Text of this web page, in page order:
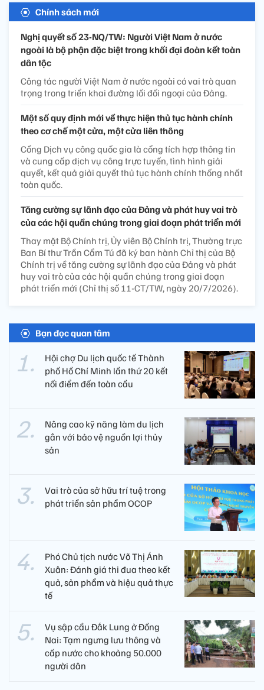
Chính sách mới
Nghị quyết số 23-NQ/TW: Người Việt Nam ở nước
ngoài là bộ phận đặc biệt trong khối đại đoàn kết toàn
dân tộc
Công tác người Việt Nam ở nước ngoài có vai trò quan
trọng trong triển khai đường lối đối ngoại của Đảng.
Một số quy định mới về thực hiện thủ tục hành chính
theo cơ chế một cửa, một cửa liên thông
Cổng Dịch vụ công quốc gia là cổng tích hợp thông tin
và cung cấp dịch vụ công trực tuyến, tình hình giải
quyết, kết quả giải quyết thủ tục hành chính thống nhất
toàn quốc.
Tăng cường sự lãnh đạo của Đảng và phát huy vai trò
của các hội quần chúng trong giai đoạn phát triển mới
Thay mặt Bộ Chính trị, Ủy viên Bộ Chính trị, Thường trực
Ban Bí thư Trần Cẩm Tú đã ký ban hành Chỉ thị của Bộ
Chính trị về tăng cường sự lãnh đạo của Đảng và phát
huy vai trò của các hội quần chúng trong giai đoạn
phát triển mới (Chỉ thị số 11-CT/TW, ngày 20/7/2026).
Bạn đọc quan tâm
Hội chợ Du lịch quốc tế Thành
phố Hồ Chí Minh lần thứ 20 kết
nối điểm đến toàn cầu
Nâng cao kỹ năng làm du lịch
gắn với bảo vệ nguồn lợi thủy
sản
Vai trò của sở hữu trí tuệ trong
phát triển sản phẩm OCOP
Phó Chủ tịch nước Võ Thị Ánh
Xuân: Đánh giá thi đua theo kết
quả, sản phẩm và hiệu quả thực
tế
Vụ sập cầu Đắk Lung ở Đồng
Nai: Tạm ngưng lưu thông và
cấp nước cho khoảng 50.000
người dân